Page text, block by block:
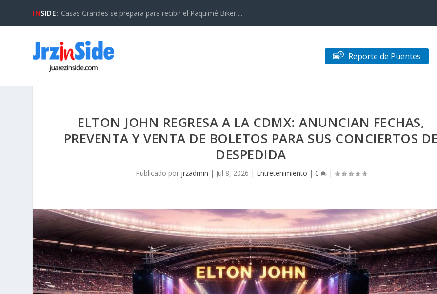
INSIDE: Casas Grandes se prepara para recibir el Paquimé Biker ...
Reporte de Puentes
ELTON JOHN REGRESA A LA CDMX: ANUNCIAN FECHAS,
PREVENTA Y VENTA DE BOLETOS PARA SUS CONCIERTOS
DESPEDIDA
Publicado por jrzadmin | Jul 8, 2026 | Entretenimiento | 0 |